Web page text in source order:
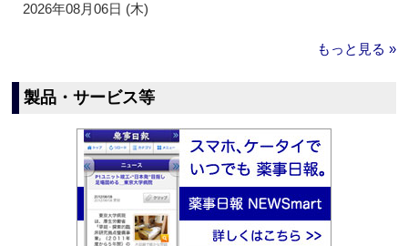
2026年08月06日 (木)
もっと見る »
製品・サービス等